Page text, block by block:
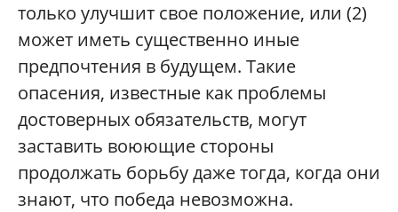
только улучшит свое положение, или (2)
может иметь существенно иные
предпочтения в будущем. Такие
опасения, известные как проблемы
достоверных обязательств, могут
заставить воюющие стороны
продолжать борьбу даже тогда, когда они
знают, что победа невозможна.